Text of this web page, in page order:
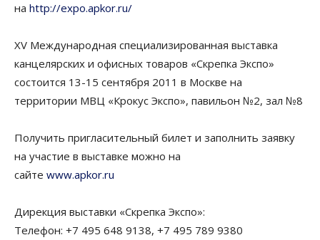
на http://expo.apkor.ru/
XV Международная специализированная выставка
канцелярских и офисных товаров «Скрепка Экспо»
состоится 13-15 сентября 2011 в Москве на
территории МВЦ «Крокус Экспо», павильон №2, зал №8
Получить пригласительный билет и заполнить заявку
на участие в выставке можно на
сайте www.apkor.ru
Дирекция выставки «Скрепка Экспо»:
Телефон: +7 495 648 9138, +7 495 789 9380